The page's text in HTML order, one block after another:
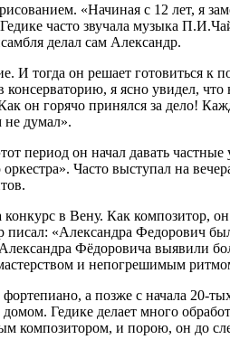
«Начиная с 12 лет, я
часто звучала музыка
делал сам Александр.
И тогда он решает готовиться к
я ясно увидел,
горячо принялся за дело!
думал».
период он начал давать
Часто выступал на
в Вену. Как композитор,
писал: «Александра Федорович
Фёдоровича выявили
и непогрешимым
а позже с начала 20-
Гедике делает много
композитором, и порою, он до